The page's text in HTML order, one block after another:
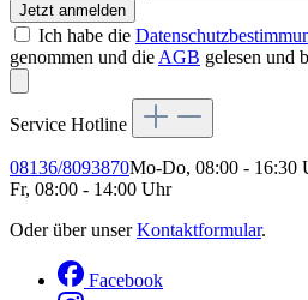
Jetzt anmelden
Ich habe die
genommen und die AGB gelesen und
Service Hotline
08136/8093870Mo-Do, 08:00 - 16:30
Fr, 08:00 - 14:00 Uhr
Oder über unserKontaktformular.
Facebook